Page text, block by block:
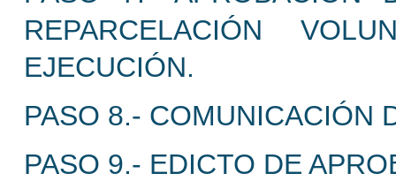
REPARCELACIÓN
EJECUCIÓN.
PASO 8.- COMUNICACIÓN
PASO 9.- EDICTO DE